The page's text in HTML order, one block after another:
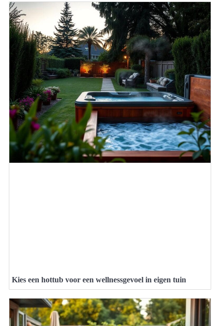
Kies een hottub voor een wellnessgevoel in eigen tuin